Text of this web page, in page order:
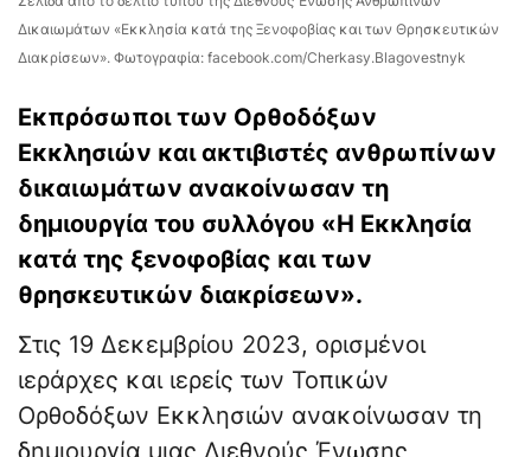
Δικαιωμάτων «Εκκλησία κατά της Ξενοφοβίας και των Θρησκευτικών
Διακρίσεων». Φωτογραφία: facebook.com/Cherkasy.Blagovestnyk
Εκπρόσωποι των Ορθοδόξων
Εκκλησιών και ακτιβιστές ανθρωπίνων
δικαιωμάτων ανακοίνωσαν τη
δημιουργία του συλλόγου «Η Εκκλησία
κατά της ξενοφοβίας και των
θρησκευτικών διακρίσεων».
Στις 19 Δεκεμβρίου 2023, ορισμένοι
ιεράρχες και ιερείς των Τοπικών
Ορθοδόξων Εκκλησιών ανακοίνωσαν τη